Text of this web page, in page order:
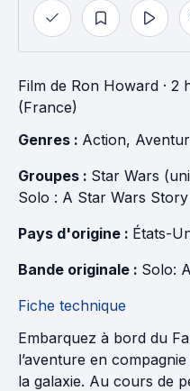
Film de Ron Howard · 2
(France)
Genres : Action,
Groupes : Star Wars
Solo : A Star Wars Story
Pays d'origine : États-
Bande originale : Solo:
Fiche technique
Embarquez à bord du
l’aventure en
la galaxie. Au cours de